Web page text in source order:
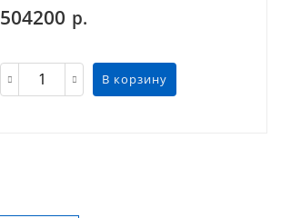
504200 р.
В корзину